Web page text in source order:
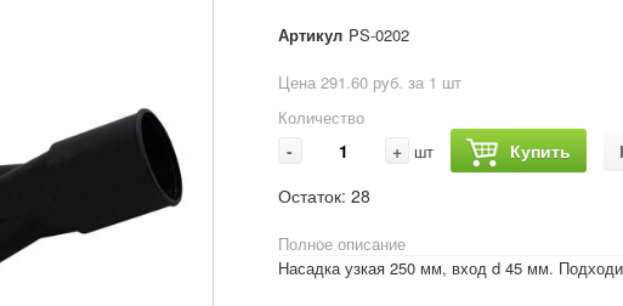
Артикул PS-0202
Цена 291.60 руб. за 1 шт
Количество
- + шт Купить
Остаток: 28
Полное описание
Насадка узкая 250 мм, вход d 45 мм.